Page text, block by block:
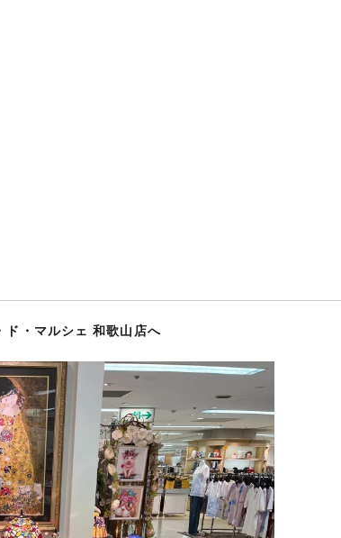
・マルシェ 和歌山店へ